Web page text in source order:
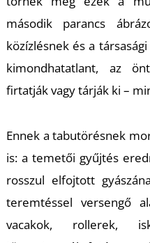
második parancs
közízlésnek és a
kimondhatatlant, az
firtatják vagy tárják ki –
Ennek a tabutörésnek
is: a temetői gyűjtés
rosszul elfojtott
teremtéssel versengő
vacakok, rollerek,